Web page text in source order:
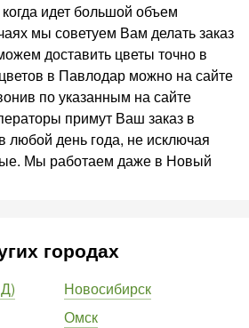
идет большой объем
мы советуем Вам делать заказ
доставить цветы точно в
в Павлодар можно на сайте
по указанным на сайте
примут Ваш заказ в
любой день года, не исключая
Мы работаем даже в Новый
городах
Новосибирск
Омск